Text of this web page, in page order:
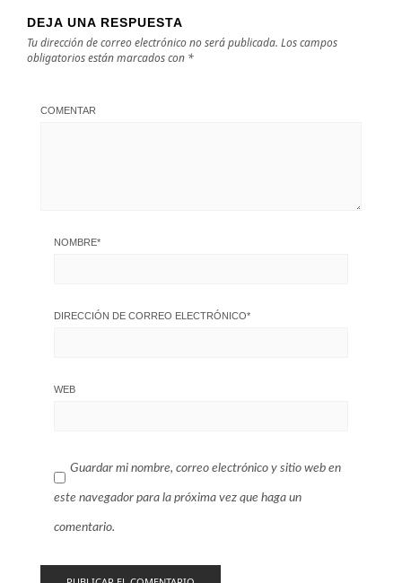
DEJA UNA RESPUESTA
Tu dirección de correo electrónico no será publicada. Los campos
obligatorios están marcados con *
COMENTAR
NOMBRE*
DIRECCIÓN DE CORREO ELECTRÓNICO*
WEB
Guardar mi nombre, correo electrónico y sitio web en
este navegador para la próxima vez que haga un
comentario.